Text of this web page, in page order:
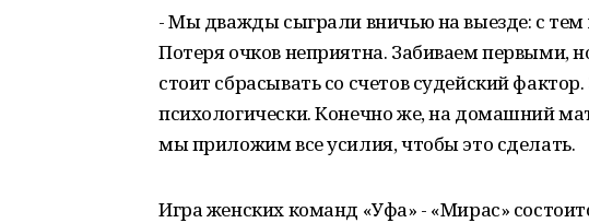
- Мы дважды сыграли вничью на выезде: с
Потеря очков неприятна. Забиваем первыми,
стоит сбрасывать со счетов судейский
психологически. Конечно же, на домашний
мы приложим все усилия, чтобы это сделать.
Игра женских команд «Уфа» - «Мирас»